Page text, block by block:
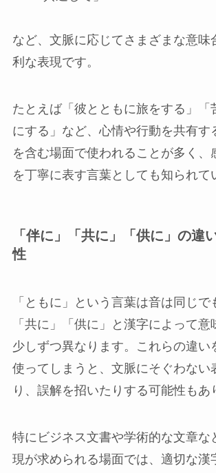
など、文脈に応じてさまざまな意味
利な表現です。
たとえば「彼とともに旅をする」「
にする」など、心情や行動を共有す
を含む場面で使われることが多く、
を丁寧に表す言葉としても知られて
「伴に」「共に」「供に」の違
性
「ともに」という言葉は音は同じで
「共に」「供に」と漢字によって
少しずつ異なります。これらの違い
使ってしまうと、文脈にそぐわない
り、誤解を招いたりする可能性もあ
特にビジネス文書や学術的な文章な
現が求められる場面では、適切な漢